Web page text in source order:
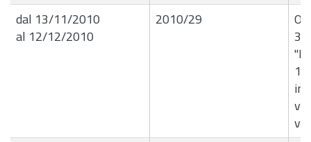
dal 13/11/2010
al 12/12/2010
2010/29
in